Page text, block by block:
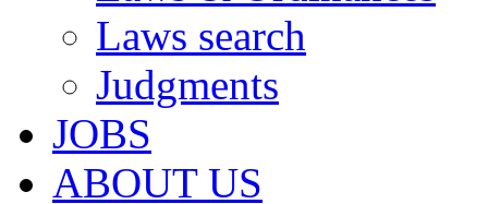
Laws search
Judgments
JOBS
ABOUT US